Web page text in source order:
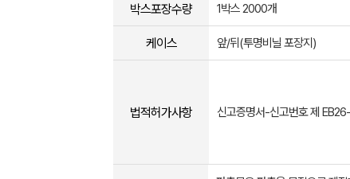
박스포장수량 1박스 2000개
케이스 앞/뒤(투명비닐 포장지)
법적허가사항 신고증명서-신고번호 제